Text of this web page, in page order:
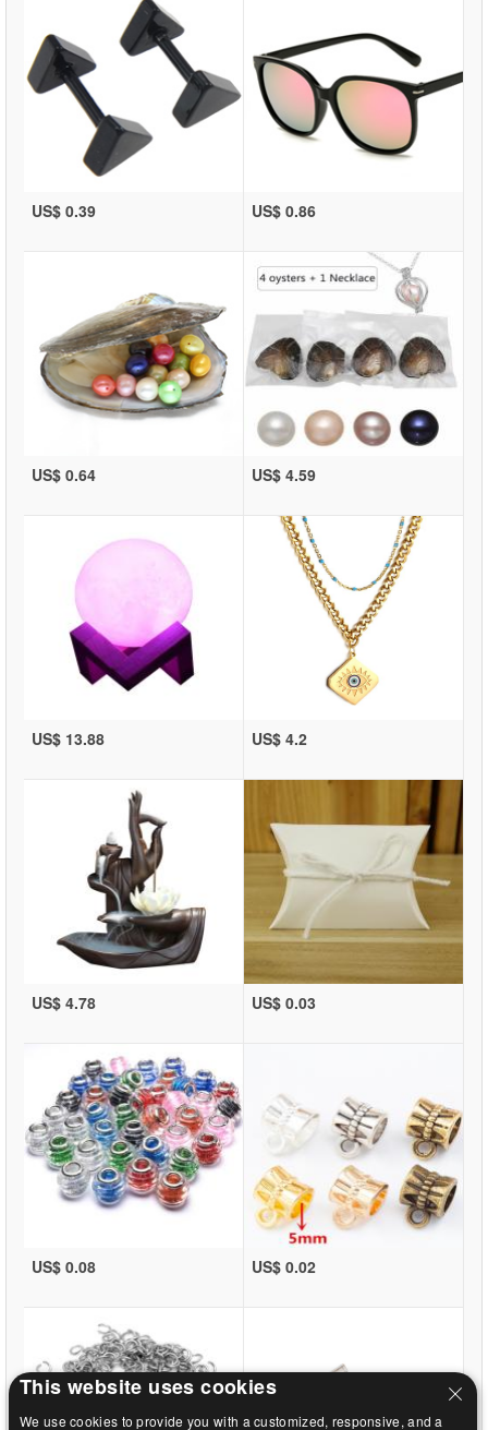
US$ 0.39 US$ 0.86
US$ 0.64 US$ 4.59
US$ 13.88 US$ 4.2
US$ 4.78 US$ 0.03
US$ 0.08 US$ 0.02
This website uses cookies
We use cookies to provide you with a customized, responsive, and a